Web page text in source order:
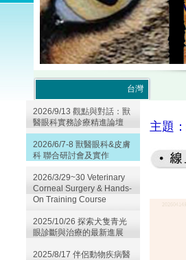
台灣
2026/9/13 觀點與對話：獸
醫眼科實務診療精進論壇
2026/6/7-8 獸醫眼科&皮膚
科 聯合研討會及實作
2026/3/29~30 Veterinary
Corneal Surgery & Hands-
On Training Course
2025/10/26 探索犬隻青光
眼診斷與治療的最新進展
2025/8/17 伴侶動物疾病醫
主題：